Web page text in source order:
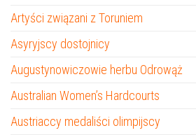
Artyści związani z Toruniem
Asyryjscy dostojnicy
Augustynowiczowie herbu Odrowąż
Australian Women’s Hardcourts
Austriaccy medaliści olimpijscy